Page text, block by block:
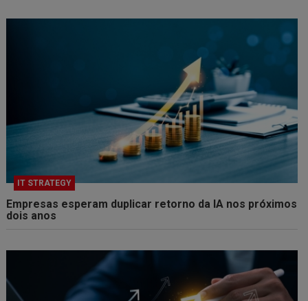
IT STRATEGY
Empresas esperam duplicar retorno da IA nos próximos
dois anos